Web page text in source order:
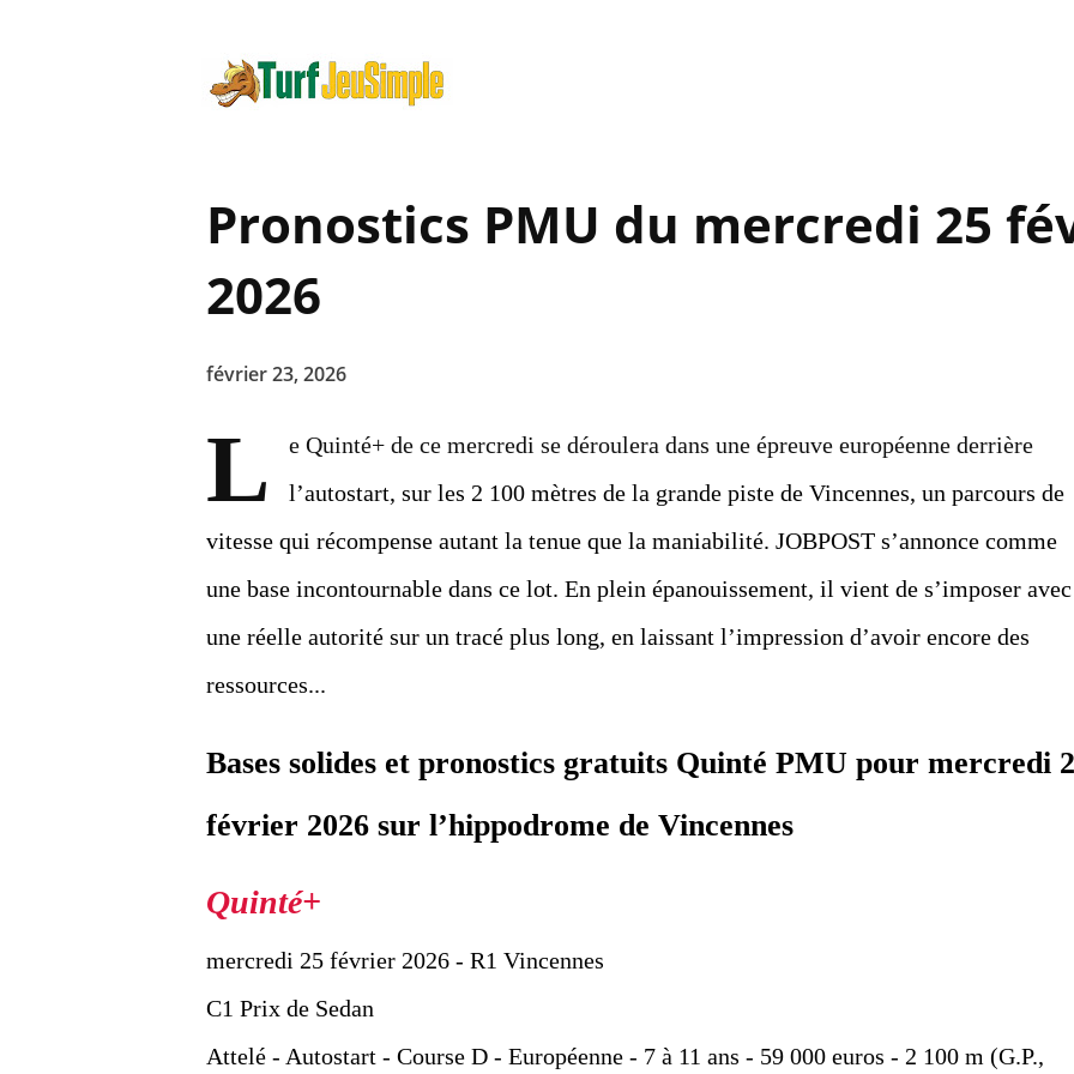
Pronostics PMU du mercredi 25
2026
février 23, 2026
L
e Quinté+ de ce mercredi se déroulera dans une épreuve européenne derrière
l’autostart, sur les 2 100 mètres de la grande piste de Vincennes, un parcours de
vitesse qui récompense autant la tenue que la maniabilité. JOBPOST s’annonce comme
une base incontournable dans ce lot. En plein épanouissement, il vient de s’imposer avec
une réelle autorité sur un tracé plus long, en laissant l’impression d’avoir encore des
ressources...
Bases solides et pronostics gratuits Quinté PMU pour mercredi
février 2026 sur l’hippodrome de Vincennes
mercredi 25 février 2026 - R1 Vincennes
C1 Prix de Sedan
Attelé - Autostart - Course D - Européenne - 7 à 11 ans - 59 000 euros - 2 100 m (G.P.,